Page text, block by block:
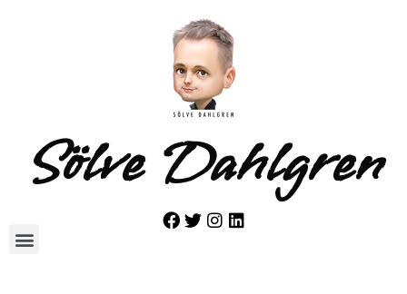
Sölve Dahlgren